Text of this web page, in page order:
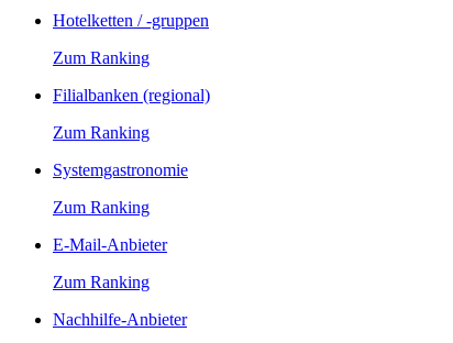
Hotelketten / -gruppen
Zum Ranking
Filialbanken (regional)
Zum Ranking
Systemgastronomie
Zum Ranking
E-Mail-Anbieter
Zum Ranking
Nachhilfe-Anbieter